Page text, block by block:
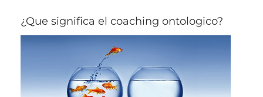
¿Que significa el coaching ontologico?